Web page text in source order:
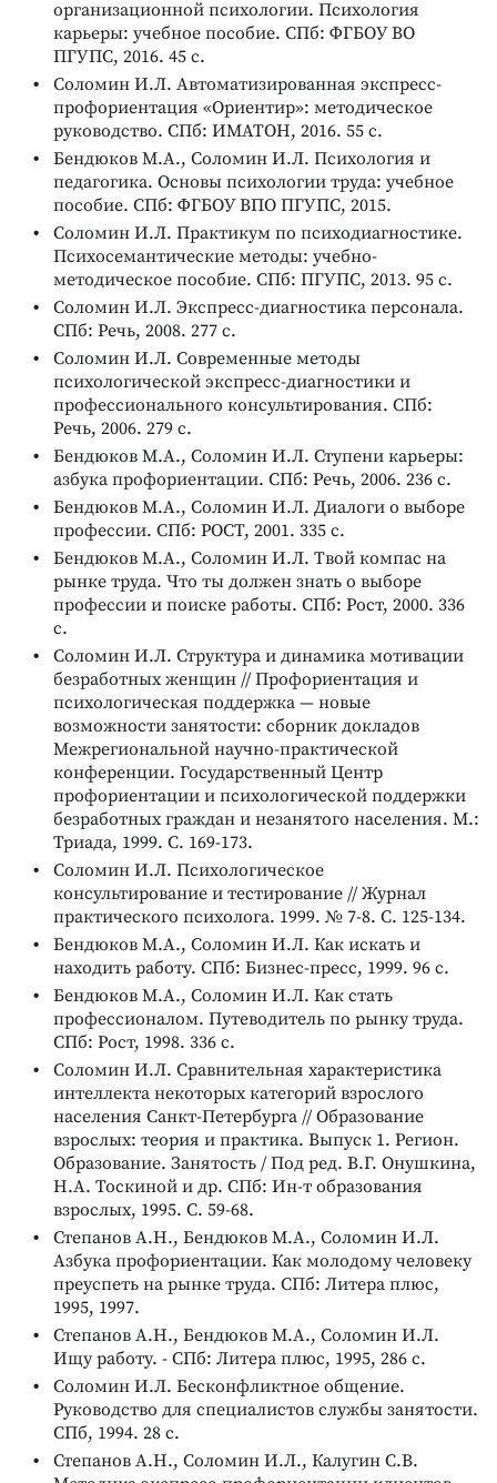
организационной психологии. Психология
карьеры: учебное пособие. СПб: ФГБОУ ВО
ПГУПС, 2016. 45 с.
Соломин И.Л. Автоматизированная экспресс-
профориентация «Ориентир»: методическое
руководство. СПб: ИМАТОН, 2016. 55 с.
Бендюков М.А., Соломин И.Л. Психология и
педагогика. Основы психологии труда: учебное
пособие. СПб: ФГБОУ ВПО ПГУПС, 2015.
Соломин И.Л. Практикум по психодиагностике.
Психосемантические методы: учебно-
методическое пособие. СПб: ПГУПС, 2013. 95 с.
Соломин И.Л. Экспресс-диагностика персонала.
СПб: Речь, 2008. 277 с.
Соломин И.Л. Современные методы
психологической экспресс-диагностики и
профессионального консультирования. СПб:
Речь, 2006. 279 с.
Бендюков М.А., Соломин И.Л. Ступени карьеры:
азбука профориентации. СПб: Речь, 2006. 236 с.
Бендюков М.А., Соломин И.Л. Диалоги о выборе
профессии. СПб: РОСТ, 2001. 335 с.
Бендюков М.А., Соломин И.Л. Твой компас на
рынке труда. Что ты должен знать о выборе
профессии и поиске работы. СПб: Рост, 2000. 336
с.
Соломин И.Л. Структура и динамика мотивации
безработных женщин // Профориентация и
психологическая поддержка — новые
возможности занятости: сборник докладов
Межрегиональной научно-практической
конференции. Государственный Центр
профориентации и психологической поддержки
безработных граждан и незанятого населения. М.:
Триада, 1999. С. 169-173.
Соломин И.Л. Психологическое
консультирование и тестирование // Журнал
практического психолога. 1999. № 7-8. С. 125-134.
Бендюков М.А., Соломин И.Л. Как искать и
находить работу. СПб: Бизнес-пресс, 1999. 96 с.
Бендюков М.А., Соломин И.Л. Как стать
профессионалом. Путеводитель по рынку труда.
СПб: Рост, 1998. 336 с.
Соломин И.Л. Сравнительная характеристика
интеллекта некоторых категорий взрослого
населения Санкт-Петербурга // Образование
взрослых: теория и практика. Выпуск 1. Регион.
Образование. Занятость / Под ред. В.Г. Онушкина,
Н.А. Тоскиной и др. СПб: Ин-т образования
взрослых, 1995. С. 59-68.
Степанов А.Н., Бендюков М.А., Соломин И.Л.
Азбука профориентации. Как молодому человеку
преуспеть на рынке труда. СПб: Литера плюс,
1995, 1997.
Степанов А.Н., Бендюков М.А., Соломин И.Л.
Ищу работу. - СПб: Литера плюс, 1995, 286 с.
Соломин И.Л. Бесконфликтное общение.
Руководство для специалистов службы занятости.
СПб, 1994. 28 с.
Степанов А.Н., Соломин И.Л., Калугин С.В.